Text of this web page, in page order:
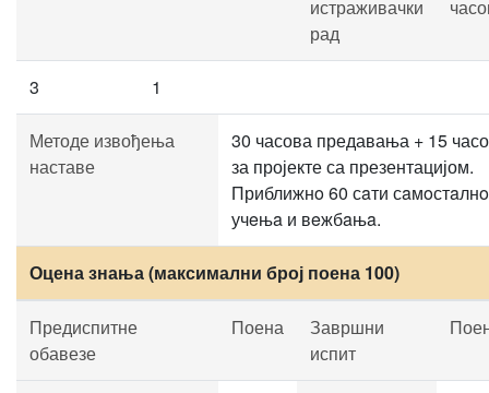
истраживачки
рад
3 1
Методе извођења
наставе
30 часова предавања + 15
за пројекте са презентацијом.
Приближнo 60 сaти
учeњa и вeжбaњa.
Оцена знања (максимални број поена 100)
Предиспитне
обавезе
Поена
Завршни
испит